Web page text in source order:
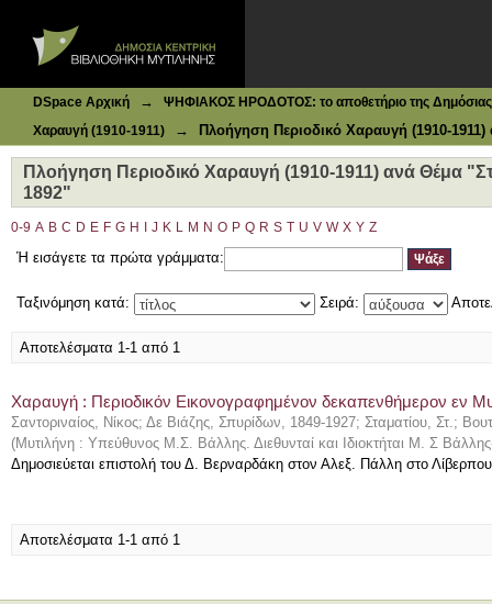
DSpace Αρχική →
ΨΗΦΙΑΚΟΣ ΗΡΟΔΟΤΟΣ: το αποθετήριο της Δημόσιας
Χαραυγή (1910-1911)
→ Πλοήγηση Περιοδικό Χαραυγή (1910-
Πλοήγηση Περιοδικό Χαραυγή (1910-1911) ανά Θέμα
1892"
0-9 A B C D E F G H J K L M N O P Q R S T U V W X Y Z
Ή εισάγετε τα πρώτα γράμματα:
Ταξινόμηση κατά: Σειρά:
Αποτελέσματα 1-1 από 1
Χαραυγή : Περιοδικόν Εικονογραφημένον δεκαπενθήμερον εν
Σαντοριναίος, Νίκος; Δε Βιάζης, Σπυρίδων, 1849-1927; Σταματίου, Στ.;
(Μυτιλήνη : Υπεύθυνος Μ.Σ. Βάλλης. Διεθυνταί και Ιδιοκτήται Μ. Σ
Δημοσιεύεται επιστολή του Δ. Βερναρδάκη στον Αλεξ. Πάλλη στο
Αποτελέσματα 1-1 από 1